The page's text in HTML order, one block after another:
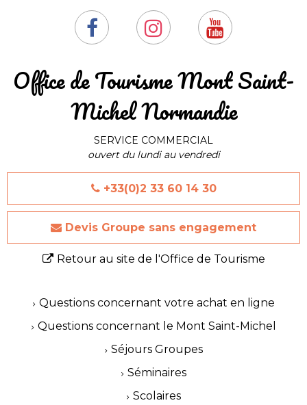
​Office de Tourisme Mont Saint-
Michel Normandie
SERVICE COMMERCIAL
ouvert du lundi au vendredi
+33(0)2 33 60 14 30
Devis Groupe sans engagement
Retour au site de l'Office de Tourisme
Questions concernant votre achat en ligne
Questions concernant le Mont Saint-Michel
Séjours Groupes
Séminaires
Scolaires